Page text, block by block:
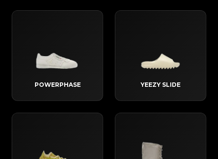
POWERPHASE YEEZY SLIDE